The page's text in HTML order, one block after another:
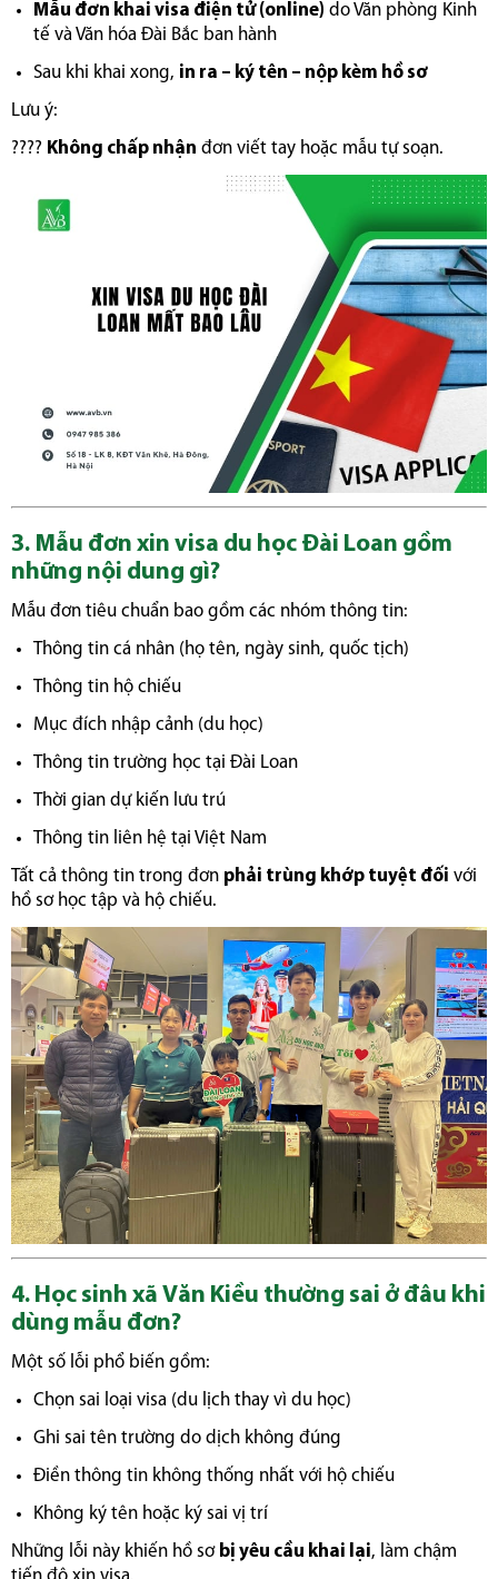
Mẫu đơn khai visa điện tử (online) do Văn phòng Kinh
tế và Văn hóa Đài Bắc ban hành
Sau khi khai xong, in ra – ký tên – nộp kèm hồ sơ
Lưu ý:
???? Không chấp nhận đơn viết tay hoặc mẫu tự soạn.
3. Mẫu đơn xin visa du học Đài Loan gồm
những nội dung gì?
Mẫu đơn tiêu chuẩn bao gồm các nhóm thông tin:
Thông tin cá nhân (họ tên, ngày sinh, quốc tịch)
Thông tin hộ chiếu
Mục đích nhập cảnh (du học)
Thông tin trường học tại Đài Loan
Thời gian dự kiến lưu trú
Thông tin liên hệ tại Việt Nam
Tất cả thông tin trong đơn phải trùng khớp tuyệt đối với
hồ sơ học tập và hộ chiếu.
4. Học sinh xã Văn Kiều thường sai ở đâu khi
dùng mẫu đơn?
Một số lỗi phổ biến gồm:
Chọn sai loại visa (du lịch thay vì du học)
Ghi sai tên trường do dịch không đúng
Điền thông tin không thống nhất với hộ chiếu
Không ký tên hoặc ký sai vị trí
Những lỗi này khiến hồ sơ bị yêu cầu khai lại, làm chậm